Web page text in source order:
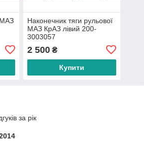
МАЗ
Наконечник тяги рульової
МАЗ КрАЗ лівий 200-
3003057
2 500₴
Купити
за рік